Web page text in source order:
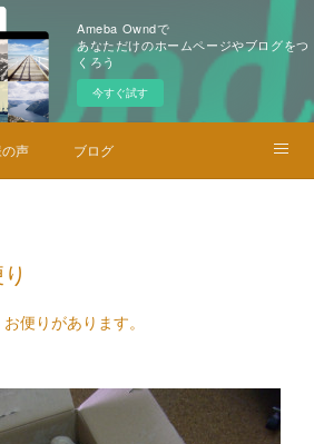
Ameba Owndで
あなただけのホームページやブログをつ
くろう
今すぐ試す
声 ブログ
便りがあります。